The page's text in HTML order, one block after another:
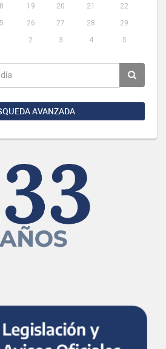
19 20 21
22
26 27 28
29
2 3 4 5
AVANZADA